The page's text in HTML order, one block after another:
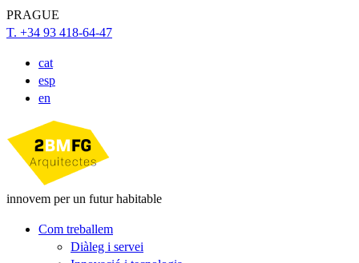
PRAGUE
T. +34 93 418-64-47
cat
esp
en
innovem per un futur habitable
Com treballem
Diàleg i servei